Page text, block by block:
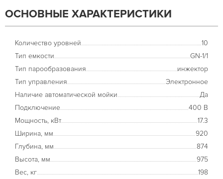
ОСНОВНЫЕ ХАРАКТЕРИСТИКИ
Количество уровней
10
Тип емкости
GN-1/1
Тип парообразования
инжектор
Тип управления
Электронное
Наличие автоматической мойки
Да
Подключение
400 В
Мощность, кВт
17.3
Ширина, мм
920
Глубина, мм
874
Высота, мм
975
Вес, кг
198